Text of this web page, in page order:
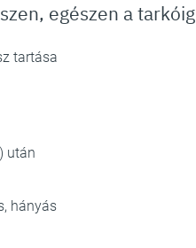
egészen a tarkóig
tartása
után
hányás